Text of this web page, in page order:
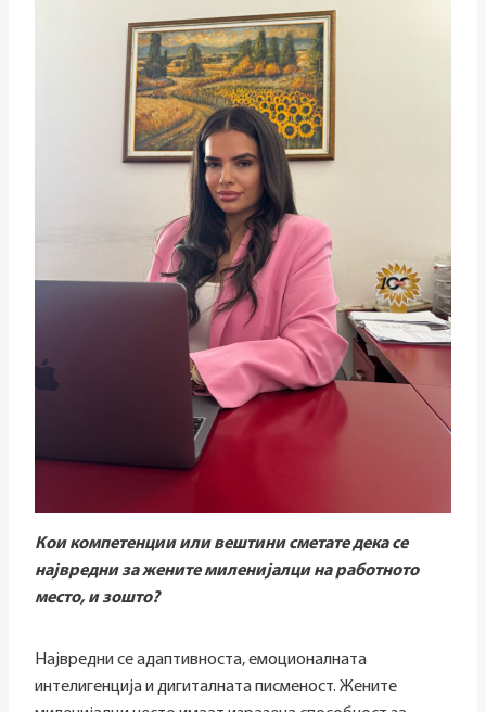
Кои компетенции или вештини сметате дека се
највредни за жените миленијалци на работното
место, и зошто?
Највредни се адаптивноста, емоционалната
интелигенција и дигиталната писменост. Жените